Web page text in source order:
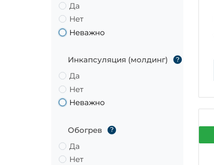
Да
Нет
Неважно
Инкапсуляция (молдинг) ?
Да
Нет
Неважно
Обогрев ?
Да
Нет